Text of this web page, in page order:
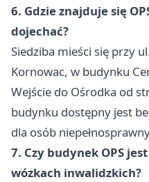
6. Gdzie znajduje się
dojechać?
Siedziba mieści się przy
Kornowac, w budynku
Wejście do Ośrodka od
budynku dostępny jest
dla osób
7. Czy budynek OPS
wózkach inwalidzkich?